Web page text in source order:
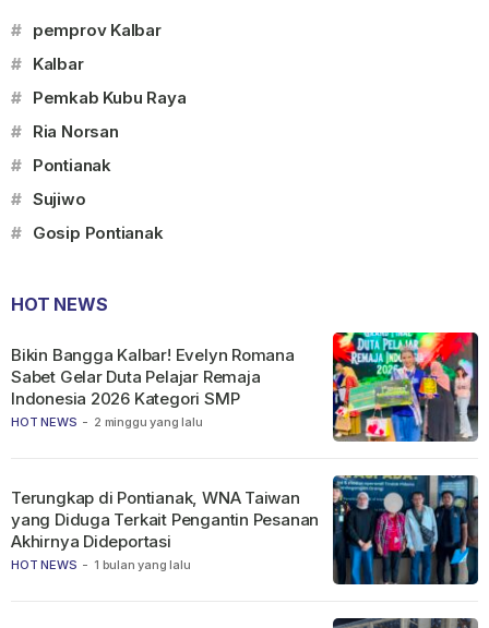
# pemprov Kalbar
# Kalbar
# Pemkab Kubu Raya
# Ria Norsan
# Pontianak
# Sujiwo
# Gosip Pontianak
HOT NEWS
HOT NEWS - 2 minggu yang lalu
Bikin Bangga Kalbar! Evelyn Romana
Sabet Gelar Duta Pelajar Remaja
Indonesia 2026 Kategori SMP
HOT NEWS - 1 bulan yang lalu
Terungkap di Pontianak, WNA Taiwan
yang Diduga Terkait Pengantin Pesanan
Akhirnya Dideportasi